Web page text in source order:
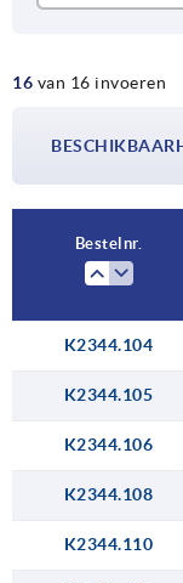
staal
16 van 16 invoeren
Bestelnr.
K2344.104
K2344.105
K2344.106
K2344.108
K2344.110